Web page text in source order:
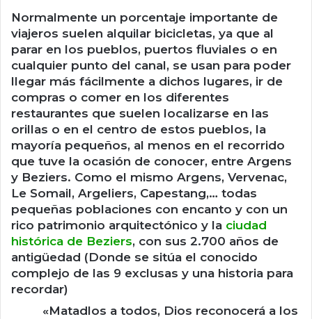
Normalmente un porcentaje importante de
viajeros suelen alquilar bicicletas, ya que al
parar en los pueblos, puertos fluviales o en
cualquier punto del canal, se usan para poder
llegar más fácilmente a dichos lugares, ir de
compras o comer en los diferentes
restaurantes que suelen localizarse en las
orillas o en el centro de estos pueblos, la
mayoría pequeños, al menos en el recorrido
que tuve la ocasión de conocer, entre Argens
y Beziers. Como el mismo Argens, Vervenac,
Le Somail, Argeliers, Capestang,… todas
pequeñas poblaciones con encanto y con un
rico patrimonio arquitectónico y la ciudad
histórica de Beziers, con sus 2.700 años de
antigüedad (Donde se sitúa el conocido
complejo de las 9 exclusas y una historia para
recordar)
«Matadlos a todos, Dios reconocerá a los